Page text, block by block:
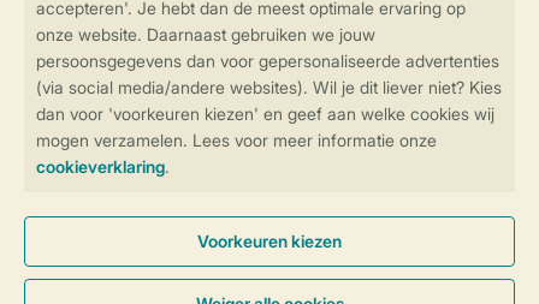
Controle over jouw gegevens &
Instellingen wijzigen
Veilige gegevensoverdracht
Veilige betaling